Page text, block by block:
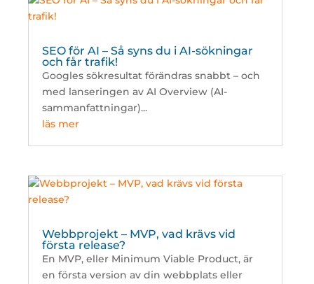
SEO för AI – Så syns du i AI-sökningar
och får trafik!
Googles sökresultat förändras snabbt – och
med lanseringen av AI Overview (AI-
sammanfattningar)...
läs mer
Webbprojekt – MVP, vad krävs vid
första release?
En MVP, eller Minimum Viable Product, är
en första version av din webbplats eller